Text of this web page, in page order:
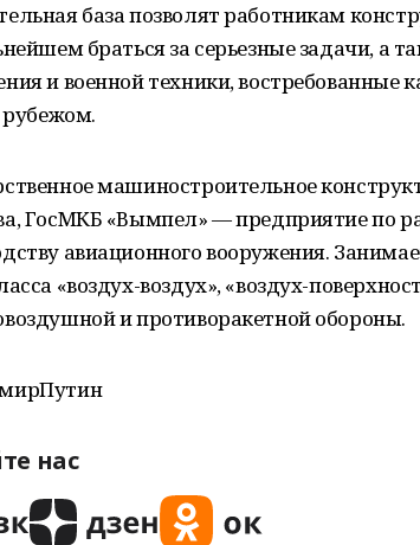
база позволят работникам
браться за серьезные задачи, а
и военной техники, востребованные
рубежом.
машиностроительное
ГосМКБ «Вымпел» — предприятие по
авиационного вооружения.
«воздух-воздух», «воздух-
и противоракетной обороны.
нас